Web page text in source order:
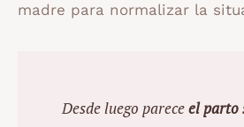
madre para normalizar la
Desde luego pareceel parto